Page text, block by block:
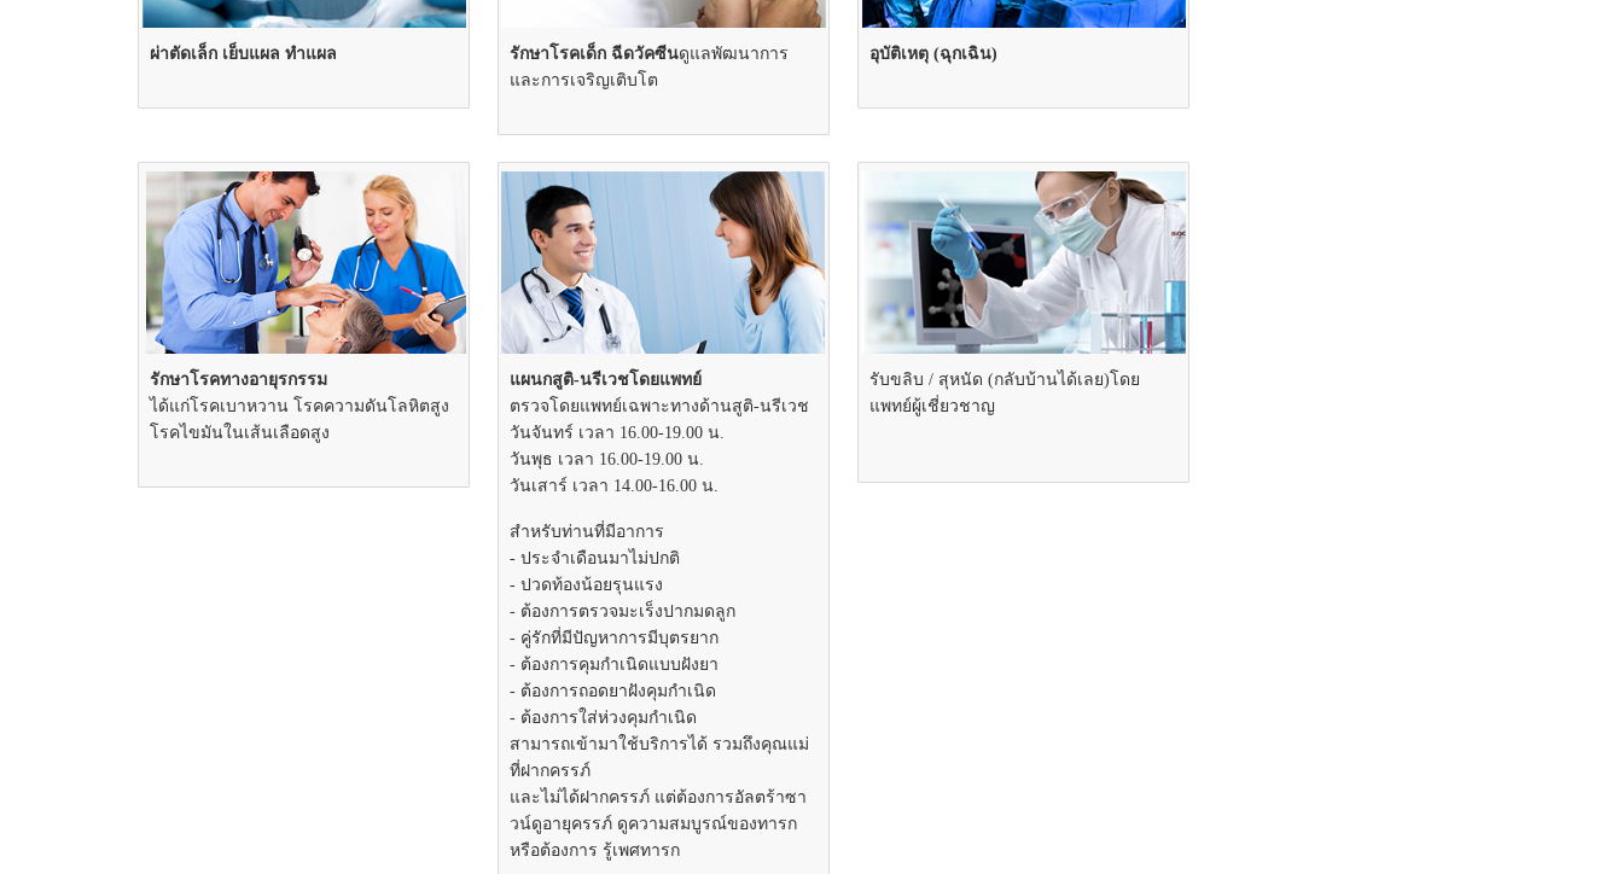
ผ่าตัดเล็ก เย็บแผล ทำแผล รักษาโรคเด็ก ฉีดวัคซีนดูแลพัฒนาการ
และการเจริญเติบโต
อุบัติเหตุ (ฉุกเฉิน)
รักษาโรคทางอายุรกรรม
ได้แก่โรคเบาหวาน โรคความดันโลหิตสูง
โรคไขมันในเส้นเลือดสูง
แผนกสูติ-นรีเวชโดยแพทย์
ตรวจโดยแพทย์เฉพาะทางด้านสูติ-นรีเวช
วันจันทร์ เวลา 16.00-19.00 น.
วันพุธ เวลา 16.00-19.00 น.
วันเสาร์ เวลา 14.00-16.00 น.
สำหรับท่านที่มีอาการ
- ประจำเดือนมาไม่ปกติ
- ปวดท้องน้อยรุนแรง
- ต้องการตรวจมะเร็งปากมดลูก
- คู่รักที่มีปัญหาการมีบุตรยาก
- ต้องการคุมกำเนิดแบบฝังยา
- ต้องการถอดยาฝังคุมกำเนิด
- ต้องการใส่ห่วงคุมกำเนิด
สามารถเข้ามาใช้บริการได้ รวมถึงคุณแม่
ที่ฝากครรภ์
และไม่ได้ฝากครรภ์ แต่ต้องการอัลตร้าซา
วน์ดูอายุครรภ์ ดูความสมบูรณ์ของทารก
หรือต้องการ รู้เพศทารก
รับขลิบ / สุหนัด (กลับบ้านได้เลย)โดย
แพทย์ผู้เชี่ยวชาญ